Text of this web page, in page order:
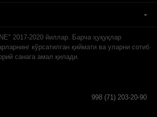
2017-2020 йиллар. Барча ҳуқуқлар
кўрсатилган қиймати ва уларни сотиб
санага амал қилади.
998 (71) 203-20-90